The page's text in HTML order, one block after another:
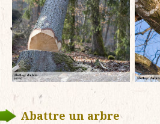
Abattre un arbre